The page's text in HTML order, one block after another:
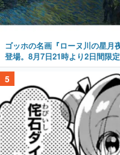
ゴッホの名画『ローヌ川の星月
登場。8月7日21時より2日間限
5